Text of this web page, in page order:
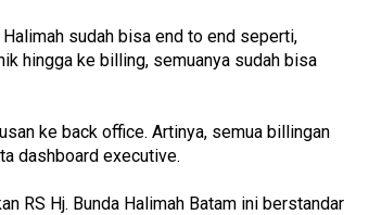
Halimah sudah bisa end to end seperti,
hingga ke billing, semuanya sudah bisa
ke back office. Artinya, semua billingan
dashboard executive.
RS Hj. Bunda Halimah Batam ini berstandar